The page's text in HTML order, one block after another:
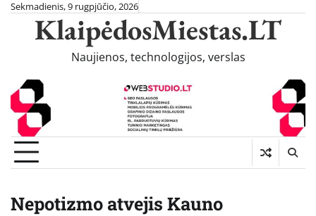
Skip
content
Sekmadienis, 9 rugpjūčio, 2026
KlaipėdosMiestas.LT
Naujienos, technologijos, verslas
Nepotizmo atvejis Kauno